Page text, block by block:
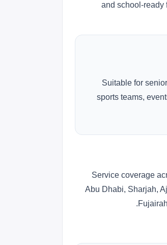
and school-ready
Suitable for
sports teams,
Service coverage
Abu Dhabi, Sharjah,